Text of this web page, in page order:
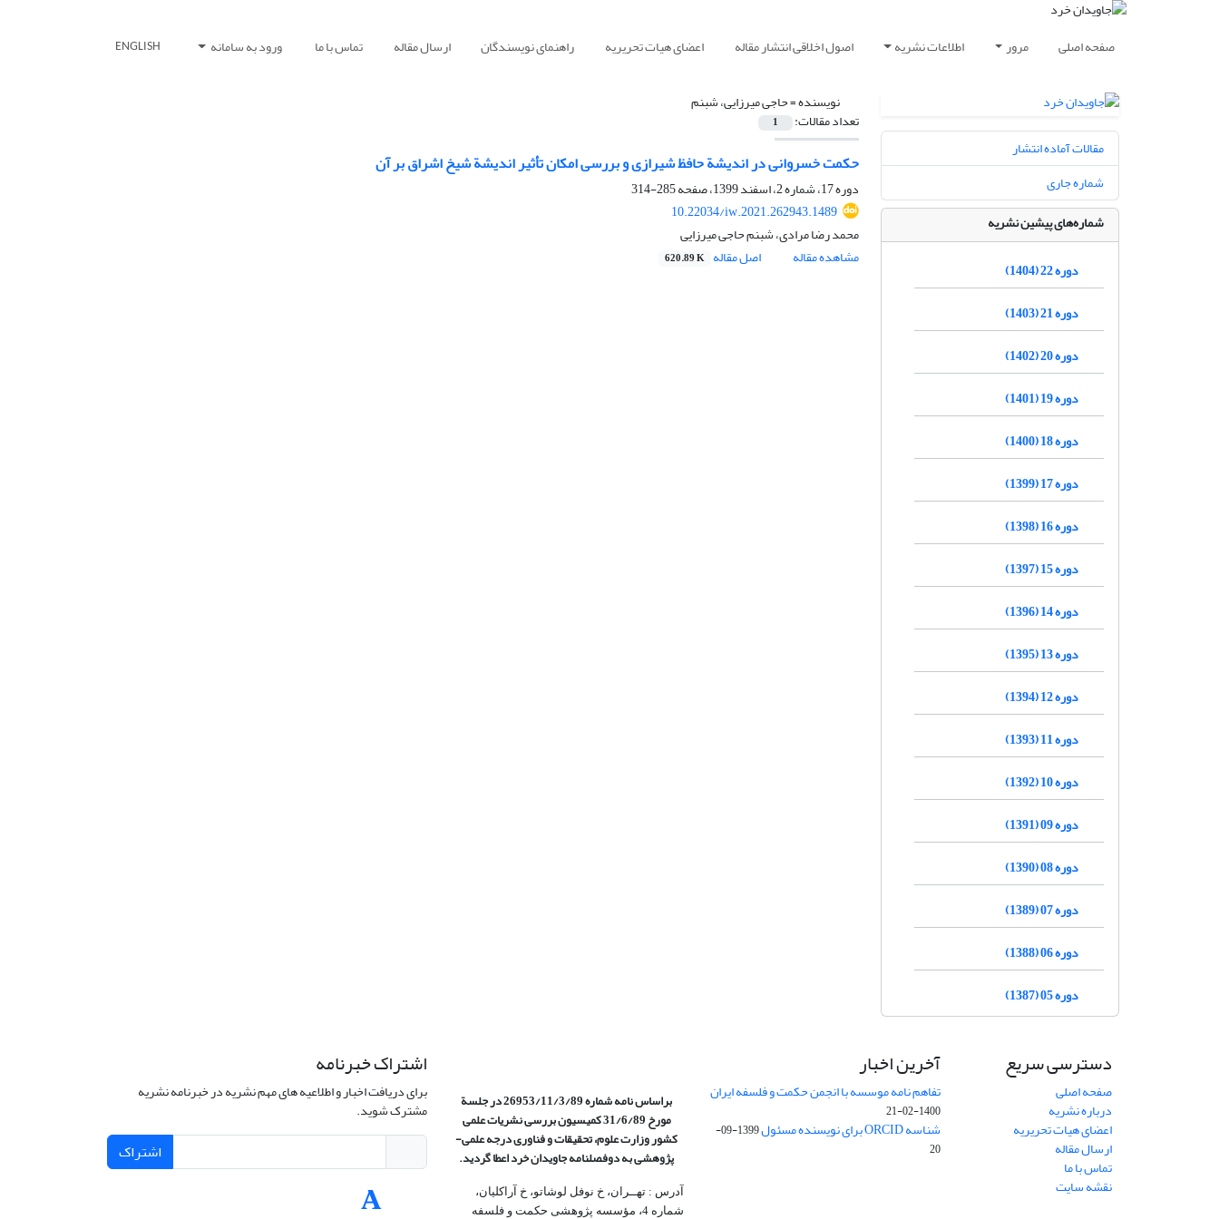
صفحه اصلی مرور اطلاعات نشریه اصول اخلاقی انتشار مقاله اعضای هیات تحریریه راهنمای نویسندگان ارسال مقاله تماس با ما ورود به سامانه ENGLISH
نویسنده =حاجی میرزایی، شبنم
تعداد مقالات: 1
حکمت خسروانی در اندیشة حافظ شیرازی و بررسی امکان تأثیر اندیشة شیخ اشراق بر آن
دوره 17، شماره 2، اسفند 1399، صفحه
285-314
10.22034/iw.2021.262943.1489
محمد رضا مرادی، شبنم حاجی میرزایی
مشاهده مقاله
اصل مقاله 620.89 K
مقالات آماده انتشار
شماره جاری
شماره‌های پیشین نشریه
دوره 22 (1404)
دوره 21 (1403)
دوره 20 (1402)
دوره 19 (1401)
دوره 18 (1400)
دوره 17 (1399)
دوره 16 (1398)
دوره 15 (1397)
دوره 14 (1396)
دوره 13 (1395)
دوره 12 (1394)
دوره 11 (1393)
دوره 10 (1392)
دوره 09 (1391)
دوره 08 (1390)
دوره 07 (1389)
دوره 06 (1388)
دوره 05 (1387)
دسترسی سریع
صفحه اصلی
درباره نشریه
اعضای هیات تحریریه
ارسال مقاله
تماس با ما
نقشه سایت
آخرین اخبار
تفاهم نامه موسسه با انجمن حکمت و فلسفه ایران
1400-02-21
شناسه ORCID برای نویسنده مسئول
1399-09-
20
براساس نامه شماره 26953/11/3/89 در جلسة
مورخ 31/6/89 کمیسیون
بررسی نشریات علمی
کشور وزارت علوم، تحقیقات و فناوری درجه علمی‌-
پژوهشیبه دوفصلنامه جاویدان خرد اعطا گردید.
آدرس : تهــران، خ نوفل لوشاتو، خ آراکلیان،
شماره 4،‌ مؤسسه پژوهشی حکمت و فلسفه
اشتراک خبرنامه
برای دریافت اخبار و اطلاعیه های مهم نشریه در خبرنامه نشریه
مشترک شوید.
اشتراک